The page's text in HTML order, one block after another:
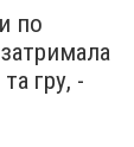
по
гру, -